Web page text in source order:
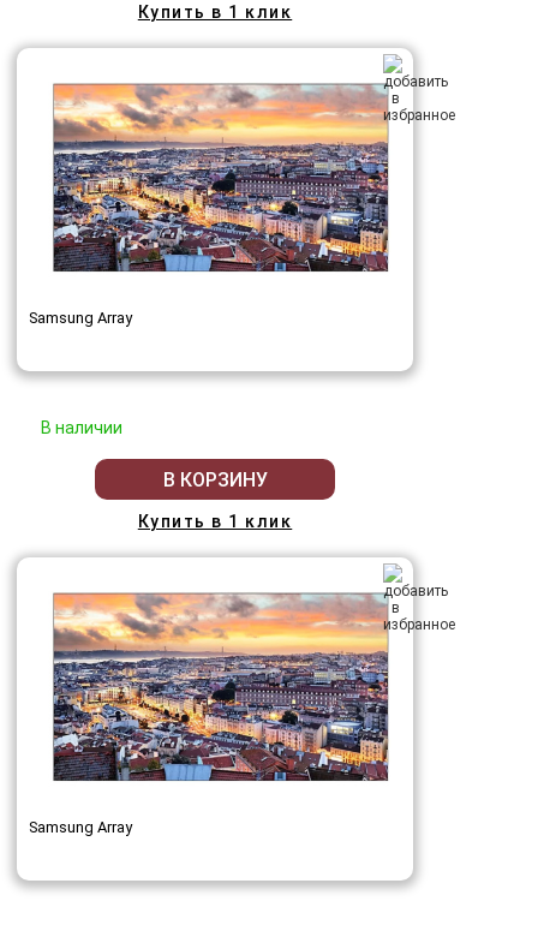
Купить в 1 клик
Samsung Array
В наличии
В КОРЗИНУ
Купить в 1 клик
Samsung Array